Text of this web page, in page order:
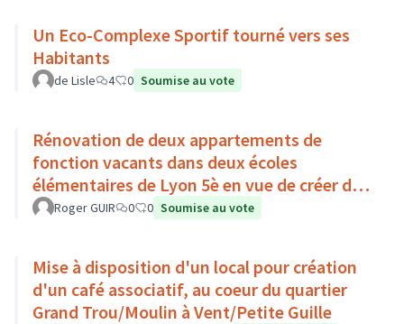
Un Eco-Complexe Sportif tourné vers ses
Habitants
de Lisle 4 0 Soumise au vote
Rénovation de deux appartements de
fonction vacants dans deux écoles
élémentaires de Lyon 5è en vue de créer des
résidences d’artiste dans l'école
Roger GUIR 0 0 Soumise au vote
Mise à disposition d'un local pour création
d'un café associatif, au coeur du quartier
Grand Trou/Moulin à Vent/Petite Guille